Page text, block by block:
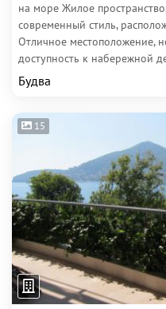
на море Жилое
современный стиль,
Отличное местоположение,
доступность к набережной
Будва
15